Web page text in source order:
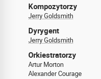
Kompozytorzy
Jerry Goldsmith
Dyrygent
Jerry Goldsmith
Orkiestratorzy
Artur Morton
Alexander Courage